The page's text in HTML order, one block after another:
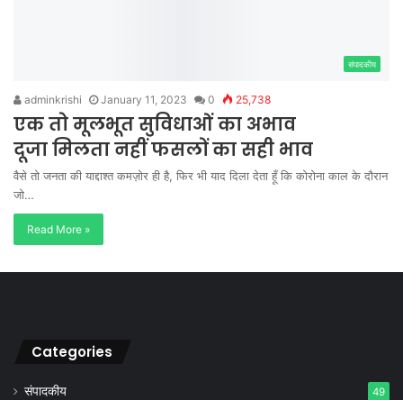
संपादकीय
adminkrishi January 11, 2023 0 25,738
एक तो मूलभूत सुविधाओं का अभाव
दूजा मिलता नहीं फसलों का सही भाव
वैसे तो जनता की याद्दाश्त कमज़ोर ही है, फिर भी याद दिला देता हूँ कि कोरोना काल के दौरान
जो…
Read More »
Categories
संपादकीय 49